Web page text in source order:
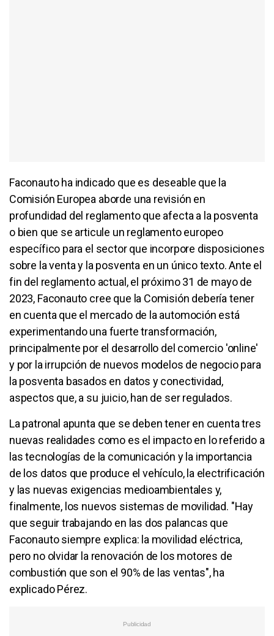
Faconauto ha indicado que es deseable que la
Comisión Europea aborde una revisión en
profundidad del reglamento que afecta a la posventa
o bien que se articule un reglamento europeo
específico para el sector que incorpore disposiciones
sobre la venta y la posventa en un único texto. Ante el
fin del reglamento actual, el próximo 31 de mayo de
2023, Faconauto cree que la Comisión debería tener
en cuenta que el mercado de la automoción está
experimentando una fuerte transformación,
principalmente por el desarrollo del comercio 'online'
y por la irrupción de nuevos modelos de negocio para
la posventa basados en datos y conectividad,
aspectos que, a su juicio, han de ser regulados.
La patronal apunta que se deben tener en cuenta tres
nuevas realidades como es el impacto en lo referido a
las tecnologías de la comunicación y la importancia
de los datos que produce el vehículo, la electrificación
y las nuevas exigencias medioambientales y,
finalmente, los nuevos sistemas de movilidad. "Hay
que seguir trabajando en las dos palancas que
Faconauto siempre explica: la movilidad eléctrica,
pero no olvidar la renovación de los motores de
combustión que son el 90% de las ventas", ha
explicado Pérez.